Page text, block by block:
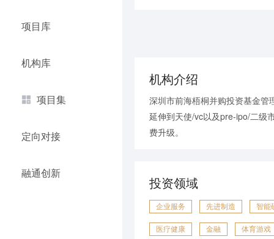
项目库
机构库
项目集
定向对接
融通创新
机构介绍
深圳市前海梧桐并购投资基金管
延伸到天使/vc以及pre-ipo/二级
费升级。
投资领域
企业服务 先进制造 智能
医疗健康 金融 体育游戏